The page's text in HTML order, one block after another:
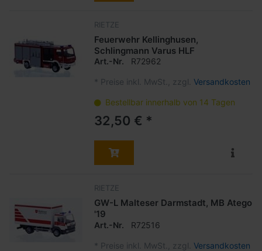
RIETZE
Feuerwehr Kellinghusen,
Schlingmann Varus HLF
Art.-Nr. R72962
* Preise inkl. MwSt., zzgl. Versandkosten
Bestellbar innerhalb von 14 Tagen
32,50 € *
RIETZE
GW-L Malteser Darmstadt, MB Atego
'19
Art.-Nr. R72516
* Preise inkl. MwSt., zzgl. Versandkosten